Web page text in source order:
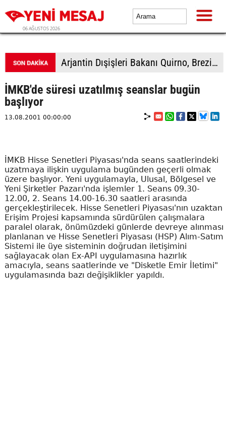
06 AĞUSTOS 2026
Arjantin Dışişleri Bakanı Quirno, Brezilya'dan özür dilemeyi reddetti
İMKB'de süresi uzatılmış seanslar bugün
başlıyor
13.08.2001 00:00:00
İMKB Hisse Senetleri Piyasası'nda seans saatlerindeki
uzatmaya ilişkin uygulama bugünden geçerli olmak
üzere başlıyor. Yeni uygulamayla, Ulusal, Bölgesel ve
Yeni Şirketler Pazarı'nda işlemler 1. Seans 09.30-
12.00, 2. Seans 14.00-16.30 saatleri arasında
gerçekleştirilecek. Hisse Senetleri Piyasası'nın uzaktan
Erişim Projesi kapsamında sürdürülen çalışmalara
paralel olarak, önümüzdeki günlerde devreye alınması
planlanan ve Hisse Senetleri Piyasası (HSP) Alım-Satım
Sistemi ile üye sisteminin doğrudan iletişimini
sağlayacak olan Ex-API uygulamasına hazırlık
amacıyla, seans saatlerinde ve "Disketle Emir İletimi"
uygulamasında bazı değişiklikler yapıldı.